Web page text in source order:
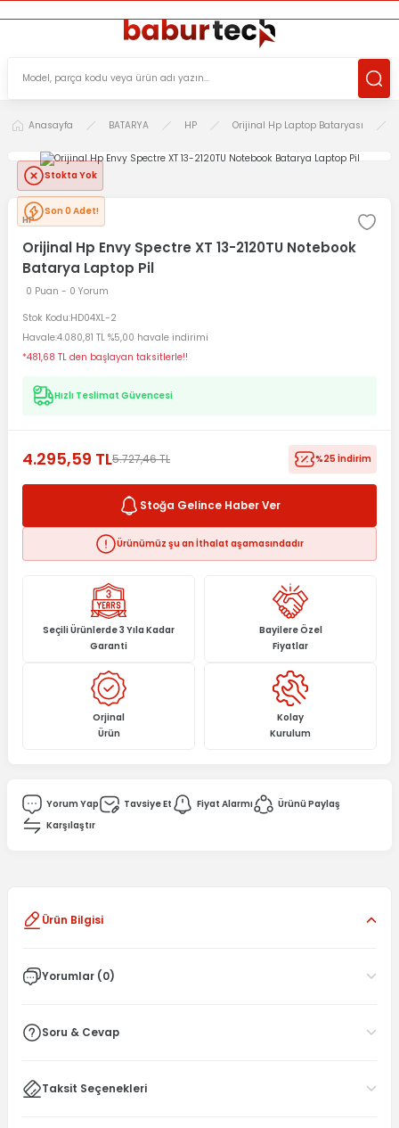
Anasayfa BATARYA HP Orijinal Hp Laptop Bataryası
Stokta Yok
Son 0 Adet!
HP
Orijinal Hp Envy Spectre XT 13-2120TU Notebook
Batarya Laptop Pil
0 Puan - 0 Yorum
Stok Kodu HD04XL-2
Havale4.080,81 TL %5,00 havale indirimi
*481,68 TL den başlayan taksitlerle!!
Hızlı Teslimat Güvencesi
4.295,59 TL5.727,46 TL %25 İndirim
Stoğa Gelince Haber Ver
Ürünümüz şu an İthalat aşamasındadır
Seçili Ürünlerde 3 Yıla Kadar
Garanti
Bayilere Özel
Fiyatlar
Orjinal
Ürün
Kolay
Kurulum
Yorum Yap Tavsiye Et Fiyat Alarmı
Ürünü Paylaş
Karşılaştır
Ürün Bilgisi
Yorumlar (0)
Soru & Cevap
Taksit Seçenekleri